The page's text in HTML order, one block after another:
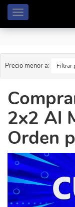
Menú
Precio menor a: Filtrar
2x2 Al
Orden